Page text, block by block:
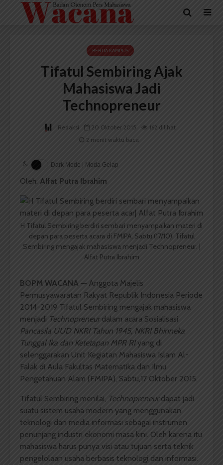
BERITA KAMPUS
Tifatul Sembiring Ajak
Mahasiswa Jadi
Technopreneur
Redaksi 20 Oktober 2015
162 dilihat
2 menit waktu baca
Dark Mode | Moda Gelap
Oleh: Alfat Putra Ibrahim
H Tifatul Sembiring berdiri sembari menyampaikan materi di
depan para peserta acara di FMIPA, Sabtu (17/10). Tifatul
Sembiring mengajak mahasiswa menjadi Technopreneur. |
Alfat Putra Ibrahim
BOPM WACANA — Anggota Majelis
Permusyawaratan Rakyat Republik Indonesia Periode
2014-2019 Tifatul Sembiring mengajak mahasiswa
menjadi Technopreneurdalam acara Sosialisasi
Pancasila UUD NKRI Tahun 1945, NKRI Bhinneka
Tunggal Ika dan Ketetapan MPR RIyang di
selenggarakan Unit Kegiatan Mahasiswa Islam Al-
Falak di Aula Fakultas Matematika dan Ilmu
Pengetahuan Alam (FMIPA), Sabtu,17 Oktober 2015.
Tifatul Sembiring menilai, Technopreneurdapat jadi
suatu sistem usaha modern yang menggunakan
teknologi dan media informasi sebagai instrumen
penunjang industri ekonomi masa kini. Oleh karena itu
mahasiswa harus punya visi atau tujuan serta teknik
pengelolaan usaha berbasis teknologi dan informasi.